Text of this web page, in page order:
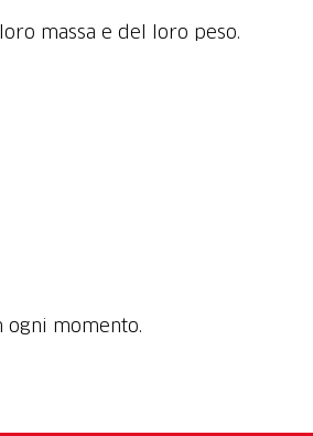
massa e del loro peso.
momento.